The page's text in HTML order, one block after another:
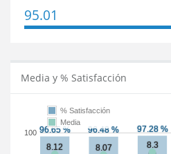
95.01
Media y % Satisfacción
100
% Satisfacción
Media